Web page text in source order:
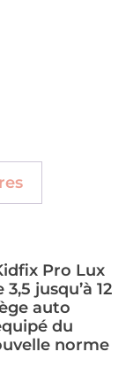
Pro Lux
jusqu’à 12
auto
du
norme